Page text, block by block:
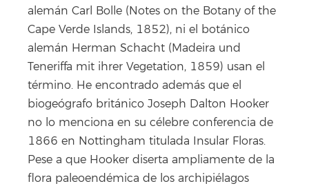
alemán Carl Bolle (Notes on the Botany of the
Cape Verde Islands, 1852), ni el botánico
alemán Herman Schacht (Madeira und
Teneriffa mit ihrer Vegetation, 1859) usan el
término. He encontrado además que el
biogeógrafo británico Joseph Dalton Hooker
no lo menciona en su célebre conferencia de
1866 en Nottingham titulada Insular Floras.
Pese a que Hooker diserta ampliamente de la
flora paleoendémica de los archipiélagos